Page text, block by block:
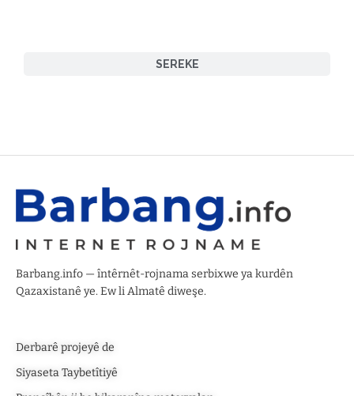
SEREKE
Barbang.info — întêrnêt-rojnama serbixwe ya kurdên
Qazaxistanê ye. Ew li Almatê diweşe.
Derbarê projeyê de
Siyaseta Taybetîtiyê